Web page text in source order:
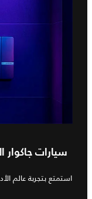
سيارات جاكوار
استمتع بتجربة عالم